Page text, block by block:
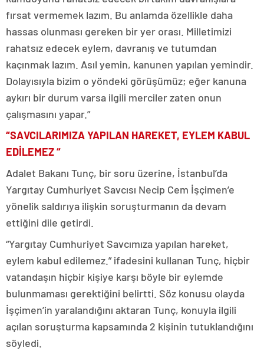
fırsat vermemek lazım. Bu anlamda özellikle daha
hassas olunması gereken bir yer orası. Milletimizi
rahatsız edecek eylem, davranış ve tutumdan
kaçınmak lazım. Asıl yemin, kanunen yapılan yemindir.
Dolayısıyla bizim o yöndeki görüşümüz; eğer kanuna
aykırı bir durum varsa ilgili merciler zaten onun
çalışmasını yapar.”
“SAVCILARIMIZA YAPILAN HAREKET, EYLEM KABUL
EDİLEMEZ “
Adalet Bakanı Tunç, bir soru üzerine, İstanbul’da
Yargıtay Cumhuriyet Savcısı Necip Cem İşçimen’e
yönelik saldırıya ilişkin soruşturmanın da devam
ettiğini dile getirdi.
“Yargıtay Cumhuriyet Savcımıza yapılan hareket,
eylem kabul edilemez.” ifadesini kullanan Tunç, hiçbir
vatandaşın hiçbir kişiye karşı böyle bir eylemde
bulunmaması gerektiğini belirtti. Söz konusu olayda
İşçimen’in yaralandığını aktaran Tunç, konuyla ilgili
açılan soruşturma kapsamında 2 kişinin tutuklandığını
söyledi.